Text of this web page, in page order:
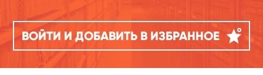
ВОЙТИ И ДОБАВИТЬ В ИЗБРАННОЕ